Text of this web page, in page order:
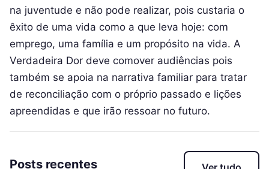
na juventude e não pode realizar, pois custaria o
êxito de uma vida como a que leva hoje: com
emprego, uma família e um propósito na vida. A
Verdadeira Dor deve comover audiências pois
também se apoia na narrativa familiar para tratar
de reconciliação com o próprio passado e lições
apreendidas e que irão ressoar no futuro.
Posts recentes